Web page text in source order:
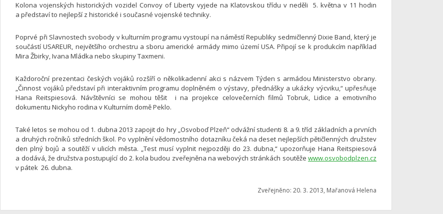
Kolona vojenských historických vozidel Convoy of Liberty vyjede na Klatovskou třídu v neděli 5. května v 11 hodin
a představí to nejlepší z historické i současné vojenské techniky.
Poprvé při Slavnostech svobody v kulturním programu vystoupí na náměstí Republiky sedmičlenný Dixie Band, který je
součástí USAREUR, největšího orchestru a sboru americké armády mimo území USA. Připojí se k produkcím například
Mira Žbirky, Ivana Mládka nebo skupiny Taxmeni.
Každoroční prezentaci českých vojáků rozšíří o několikadenní akci s názvem Týden s armádou Ministerstvo obrany.
„Činnost vojáků představí při interaktivním programu doplněném o výstavy, přednášky a ukázky výcviku,“ upřesňuje
Hana Reitspiesová. Návštěvníci se mohou těšit i na projekce celovečerních filmů Tobruk, Lidice a emotivního
dokumentu Nickyho rodina v Kulturním domě Peklo.
Také letos se mohou od 1. dubna 2013 zapojit do hry „Osvoboď Plzeň“ odvážní studenti 8. a 9. tříd základních a prvních
a druhých ročníků středních škol. Po vyplnění vědomostního dotazníku čeká na deset nejlepších pětičlenných družstev
den plný bojů a soutěží v ulicích města. „Test musí vyplnit nejpozději do 23. dubna,“ upozorňuje Hana Reitspiesová
a dodává, že družstva postupující do 2. kola budou zveřejněna na webových stránkách soutěže www.osvobodplzen.cz
v pátek 26. dubna.
Zveřejněno: 20. 3. 2013, Mařanová Helena